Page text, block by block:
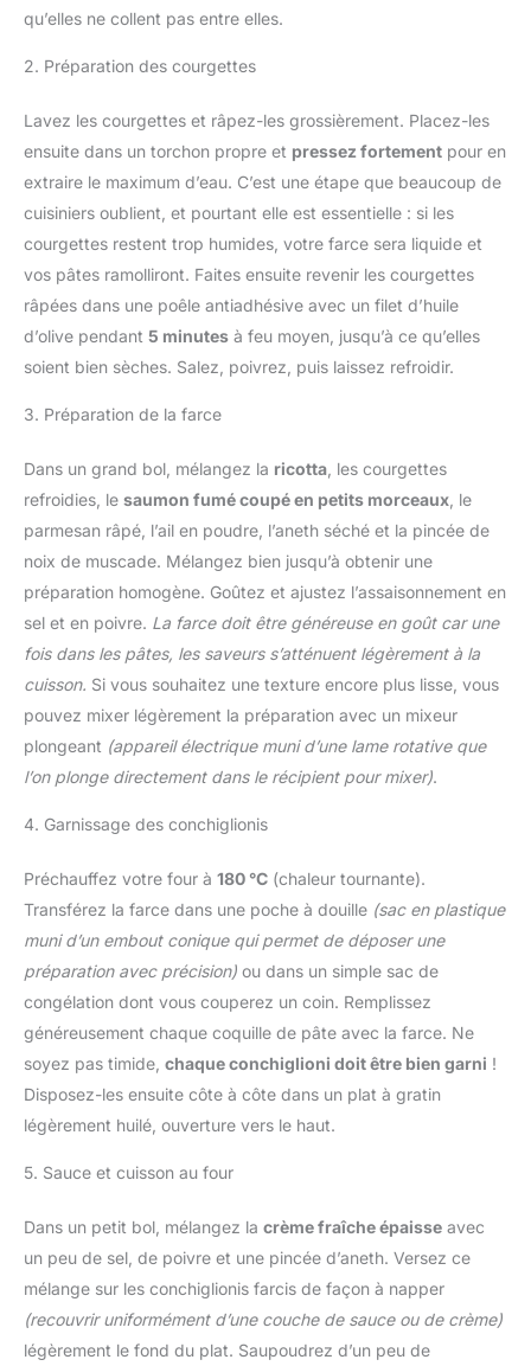
qu’elles ne collent pas entre elles.
2. Préparation des courgettes
Lavez les courgettes et râpez-les grossièrement. Placez-les
ensuite dans un torchon propre et pressez fortement pour en
extraire le maximum d’eau. C’est une étape que beaucoup de
cuisiniers oublient, et pourtant elle est essentielle : si les
courgettes restent trop humides, votre farce sera liquide et
vos pâtes ramolliront. Faites ensuite revenir les courgettes
râpées dans une poêle antiadhésive avec un filet d’huile
d’olive pendant 5 minutes à feu moyen, jusqu’à ce qu’elles
soient bien sèches. Salez, poivrez, puis laissez refroidir.
3. Préparation de la farce
Dans un grand bol, mélangez la ricotta , les courgettes
refroidies, le saumon fumé coupé en petits morceaux , le
parmesan râpé, l’ail en poudre, l’aneth séché et la pincée de
noix de muscade. Mélangez bien jusqu’à obtenir une
préparation homogène. Goûtez et ajustez l’assaisonnement en
sel et en poivre. La farce doit être généreuse en goût car une
fois dans les pâtes, les saveurs s’atténuent légèrement à la
cuisson. Si vous souhaitez une texture encore plus lisse, vous
pouvez mixer légèrement la préparation avec un mixeur
plongeant (appareil électrique muni d’une lame rotative que
l’on plonge directement dans le récipient pour mixer).
4. Garnissage des conchiglionis
Préchauffez votre four à 180 °C (chaleur tournante).
Transférez la farce dans une poche à douille (sac en plastique
muni d’un embout conique qui permet de déposer une
préparation avec précision) ou dans un simple sac de
congélation dont vous couperez un coin. Remplissez
généreusement chaque coquille de pâte avec la farce. Ne
soyez pas timide, chaque conchiglioni doit être bien garni !
Disposez-les ensuite côte à côte dans un plat à gratin
légèrement huilé, ouverture vers le haut.
5. Sauce et cuisson au four
Dans un petit bol, mélangez la crème fraîche épaisse avec
un peu de sel, de poivre et une pincée d’aneth. Versez ce
mélange sur les conchiglionis farcis de façon à napper
(recouvrir uniformément d’une couche de sauce ou de crème)
légèrement le fond du plat. Saupoudrez d’un peu de